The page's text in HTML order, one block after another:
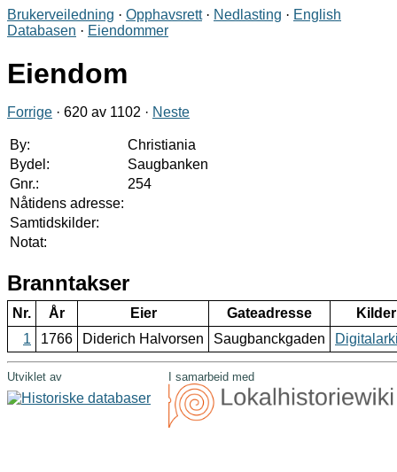
Brukerveiledning · Opphavsrett· Nedlasting · English
Databasen · Eiendommer
Eiendom
Forrige · 620 av 1102 · Neste
By:
Christiania
Bydel:
Saugbanken
Gnr.:
254
Nåtidens adresse:
Samtidskilder:
Notat:
Branntakser
Nr. År Eier Gateadresse
Kilder
1
1766 Diderich Halvorsen Saugbanckgaden
Utviklet av I samarbeid med